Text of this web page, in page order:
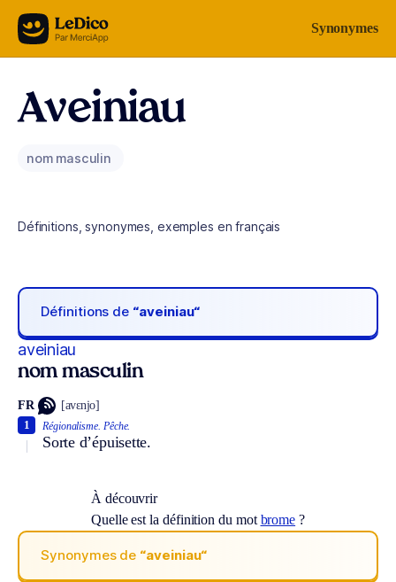
Aller au contenu Synonymes
Aveiniau
nom masculin
Définitions, synonymes, exemples en français
Définitions de “aveiniau“
aveiniau
nom masculin
FR [avɛnjo]
Régionalisme. Pêche.
Sorte d’épuisette.
1
À découvrir
Quelle est la définition du mot brome ?
Synonymes de “aveiniau“